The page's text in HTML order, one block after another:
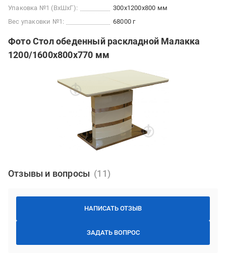
Упаковка №1 (ВхШхГ):
300x1200x800 мм
Вес упаковки №1:
68000 г
Фото Стол обеденный раскладной Малакка
1200/1600х800х770 мм
Отзывы и вопросы
НАПИСАТЬ ОТЗЫВ
ЗАДАТЬ ВОПРОС